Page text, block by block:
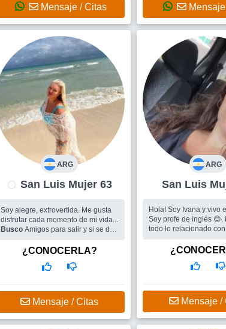
Mensaje / Citas
ARG
San Luis Mujer 63
Soy alegre, extrovertida. Me gusta
disfrutar cada momento de mi vida...
Busco Amigos para salir y si se da
¿CONOCERLA?
Mensaje / Citas
ARG
San
Hola! Soy Ivana y vivo
Soy profe de inglés 😊.
todo lo relacionado
mental. También
como biodanza, danza
Mensaje /